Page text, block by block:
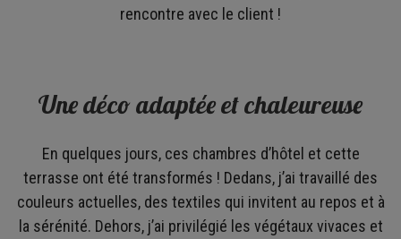
rencontre avec le client !
Une déco adaptée et chaleureuse
En quelques jours, ces chambres d’hôtel et cette
terrasse ont été transformés ! Dedans, j’ai travaillé des
couleurs actuelles, des textiles qui invitent au repos et à
la sérénité. Dehors, j’ai privilégié les végétaux vivaces et